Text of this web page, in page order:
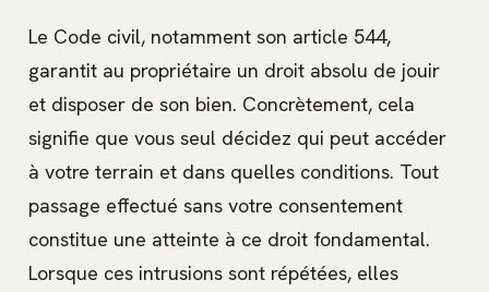
Le Code civil, notamment son article 544,
garantit au propriétaire un droit absolu de jouir
et disposer de son bien. Concrètement, cela
signifie que vous seul décidez qui peut accéder
à votre terrain et dans quelles conditions. Tout
passage effectué sans votre consentement
constitue une atteinte à ce droit fondamental.
Lorsque ces intrusions sont répétées, elles